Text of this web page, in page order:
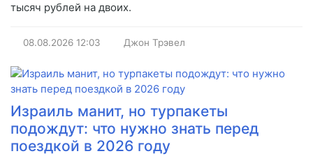
тысяч рублей на двоих.
08.08.2026 12:03 Джон Трэвел
Израиль манит, но турпакеты
подождут: что нужно знать перед
поездкой в 2026 году